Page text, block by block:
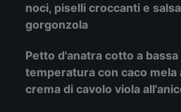
noci, piselli croccanti e
gorgonzola
Petto d'anatra cotto a bassa
temperatura con caco mela
crema di cavolo viola